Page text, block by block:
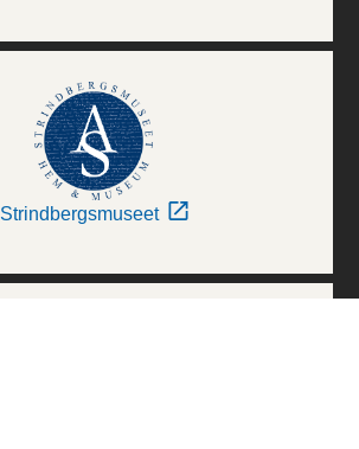
Strindbergsmuseet